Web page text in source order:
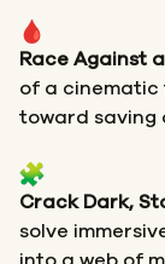
Race Against
of a cinematic
toward saving
Crack Dark,
solve